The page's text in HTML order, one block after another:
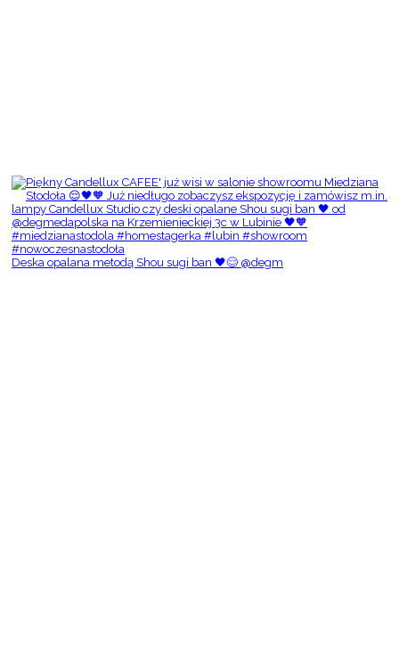
Deska opalana metodą Shou sugi ban 🖤😌 @degm